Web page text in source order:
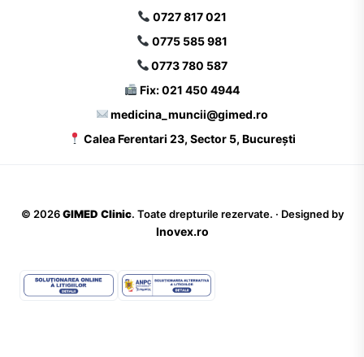
0727 817 021
0775 585 981
0773 780 587
Fix: 021 450 4944
medicina_muncii@gimed.ro
Calea Ferentari 23, Sector 5, București
© 2026 GIMED Clinic. Toate drepturile rezervate. · Designed by
Inovex.ro